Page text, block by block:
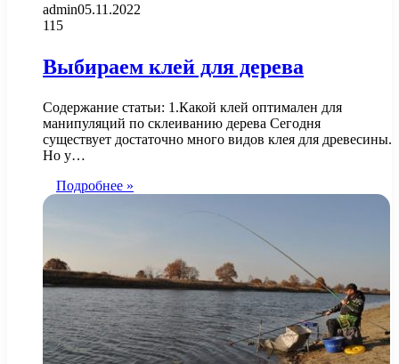
admin05.11.2022
115
Выбираем клей для дерева
Содержание статьи: 1.Какой клей оптимален для
манипуляций по склеиванию дерева Сегодня
существует достаточно много видов клея для древесины.
Но у…
Подробнее »